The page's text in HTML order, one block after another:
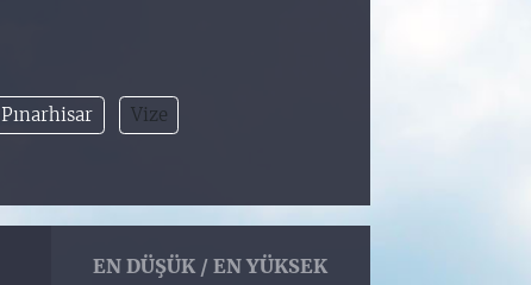
Pınarhisar Vize
EN DÜŞÜK / EN YÜKSEK